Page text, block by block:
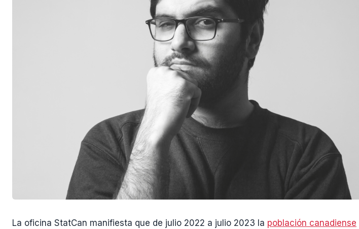
La oficina StatCan manifiesta que de julio 2022 a julio 2023 la población canadiense